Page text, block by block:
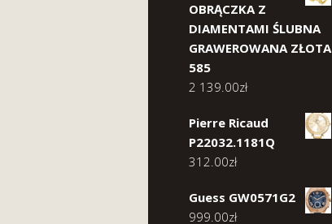
OBRĄCZKA Z
DIAMENTAMI ŚLUBNA
GRAWEROWANA ZŁOTA
585
2 139.00zł
Pierre Ricaud
P22032.1181Q
312.00zł
Guess GW0571G2
999.00zł